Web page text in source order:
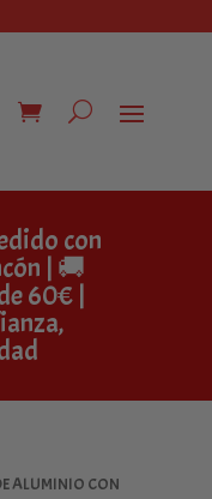
con
| 🚚
60€ |
ALUMINIO CON